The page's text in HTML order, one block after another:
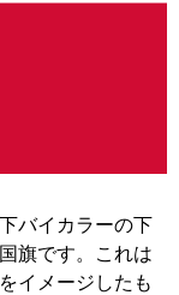
バイカラーの下
旗です。これは
イメージしたも